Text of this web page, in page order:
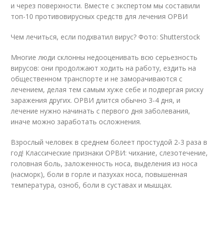
и через поверхности. Вместе с экспертом мы составили
топ-10 противовирусных средств для лечения ОРВИ
Чем лечиться, если подхватил вирус? Фото: Shutterstock
Многие люди склонны недооценивать всю серьезность
вирусов: они продолжают ходить на работу, ездить на
общественном транспорте и не заморачиваются с
лечением, делая тем самым хуже себе и подвергая риску
заражения других. ОРВИ длится обычно 3-4 дня, и
лечение нужно начинать с первого дня заболевания,
иначе можно заработать осложнения.
Взрослый человек в среднем болеет простудой 2-3 раза в
год! Классические признаки ОРВИ: чихание, слезотечение,
головная боль, заложенность носа, выделения из носа
(насморк), боли в горле и пазухах носа, повышенная
температура, озноб, боли в суставах и мышцах.